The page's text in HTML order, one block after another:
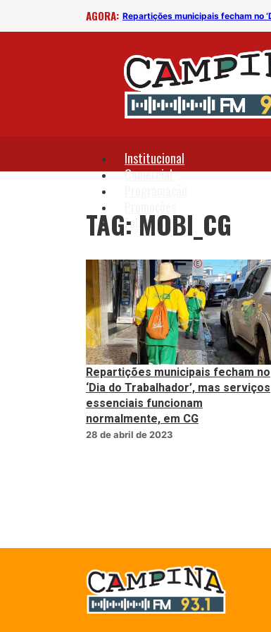
AGORA:
Repartições municipais fecham no ‘Dia do Trabalhador’, mas serviços essenciais funcionam normalmente, em CG
Institucional
Comercial
Fale Conosco
TAG: MOBI_CG
Repartições municipais fecham no
‘Dia do Trabalhador’, mas serviços
essenciais funcionam
normalmente, em CG
28 de abril de 2023